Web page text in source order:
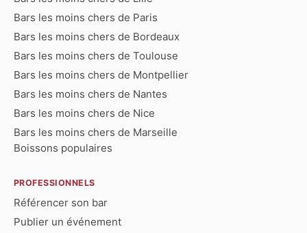
Bars les moins chers de Paris
Bars les moins chers de Bordeaux
Bars les moins chers de Toulouse
Bars les moins chers de Montpellier
Bars les moins chers de Nantes
Bars les moins chers de Nice
Bars les moins chers de Marseille
Boissons populaires
PROFESSIONNELS
Référencer son bar
Publier un événement